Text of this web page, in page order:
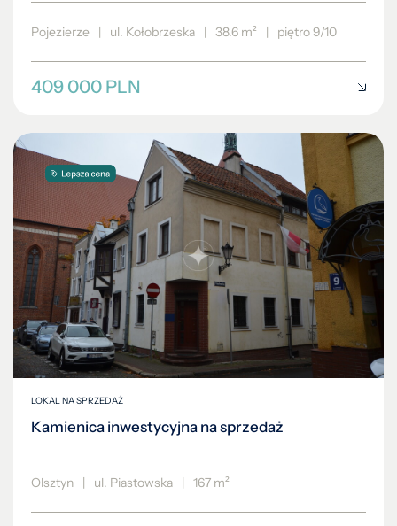
Pojezierze ul. Kołobrzeska 38.6 m² piętro 9/10
409 000 PLN
LOKAL NA SPRZEDAŻ
Kamienica inwestycyjna na sprzedaż
Olsztyn | ul. Piastowska | 167 m²